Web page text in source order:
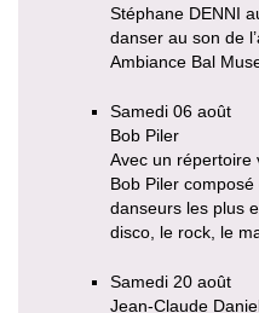
Stéphane DENNI
danser au son de
Ambiance Bal
Samedi 06 août
Bob Piler
Avec un répertoire
Bob Piler
danseurs les plus
disco, le rock, le
Samedi 20 août
Jean-Claude